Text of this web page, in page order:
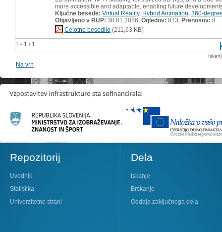
1 - 1 / 1
more accessible and adaptable, enabling future
Ključne besede: Virtual Reality, Hybrid Animation 360-
Objavljeno v RUP: 30.01.2026; Ogledov: 813; Prenosov: 8
Celotno besedilo (211,63 KB)
Na vrh
Repozitorij
Uvodnik
Statistika
Univerzitetne strani
Dela
Iskanje
Brskanje
Oddaja zaključnega dela